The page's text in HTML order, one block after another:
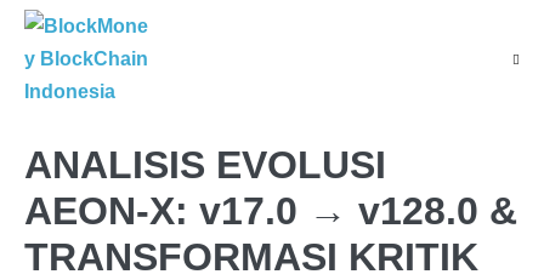
Skip
content
ANALISIS EVOLUSI
AEON-X: v17.0 → v128.0 &
TRANSFORMASI KRITIK